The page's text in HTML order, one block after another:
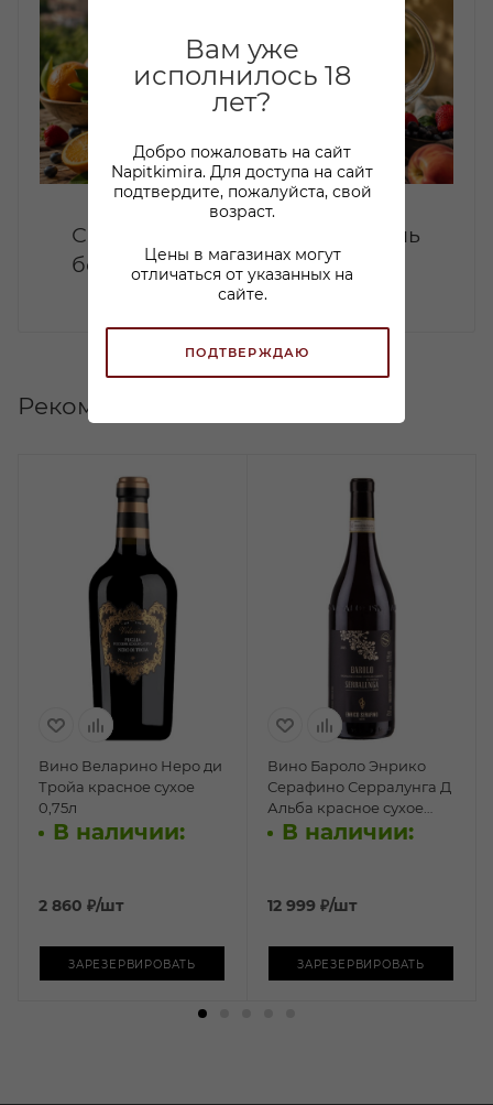
Вам уже
исполнилось 18
лет?
Добро пожаловать на сайт
Napitkimira. Для доступа на сайт
подтвердите, пожалуйста, свой
возраст.
Цены в магазинах могут
отличаться от указанных на
сайте.
ПОДТВЕРЖДАЮ
Сангрия дома: летний коктейль
без лишней сложности
Рекомендуем
Вино Веларино Неро ди
Тройа красное сухое
0,75л
В наличии:
2 860 ₽/шт
ЗАРЕЗЕРВИРОВАТЬ
Вино Бароло Энрико
Серафино Серралунга Д
Альба красное сухое
0,75лВ наличии:
12 999 ₽/шт
ЗАРЕЗЕРВИРОВАТЬ